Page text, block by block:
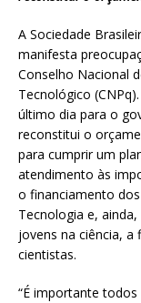
A Sociedade
manifesta
Conselho Nacional
Tecnológico
último dia para o
reconstitui o
para cumprir um
atendimento às
o financiamento
Tecnologia e,
jovens na ciência,
cientistas.
“É importante